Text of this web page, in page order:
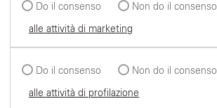
Do il consenso
Non do il consenso
alle attività di marketing
Do il consenso
Non do il consenso
alle attività di profilazione